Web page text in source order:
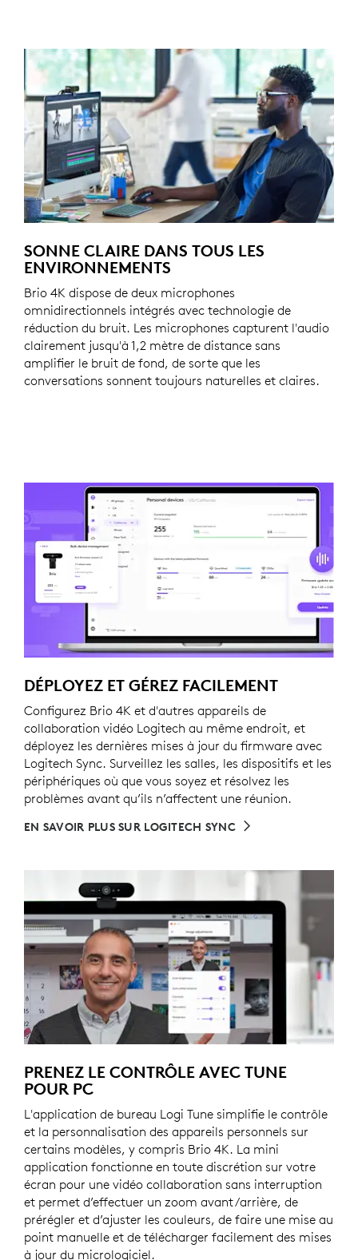
SONNE CLAIRE DANS TOUS LES
ENVIRONNEMENTS
Brio 4K dispose de deux microphones
omnidirectionnels intégrés avec technologie de
réduction du bruit. Les microphones capturent l'audio
clairement jusqu'à 1,2 mètre de distance sans
amplifier le bruit de fond, de sorte que les
conversations sonnent toujours naturelles et claires.
DÉPLOYEZ ET GÉREZ FACILEMENT
Configurez Brio 4K et d'autres appareils de
collaboration vidéo Logitech au même endroit, et
déployez les dernières mises à jour du firmware avec
Logitech Sync. Surveillez les salles, les dispositifs et les
périphériques où que vous soyez et résolvez les
problèmes avant qu’ils n’affectent une réunion.
EN SAVOIR PLUS SUR LOGITECH SYNC
PRENEZ LE CONTRÔLE AVEC TUNE
POUR PC
L'application de bureau Logi Tune simplifie le contrôle
et la personnalisation des appareils personnels sur
certains modèles, y compris Brio 4K. La mini
application fonctionne en toute discrétion sur votre
écran pour une vidéo collaboration sans interruption
et permet d’effectuer un zoom avant/arrière, de
prérégler et d’ajuster les couleurs, de faire une mise au
point manuelle et de télécharger facilement des mises
à jour du micrologiciel.